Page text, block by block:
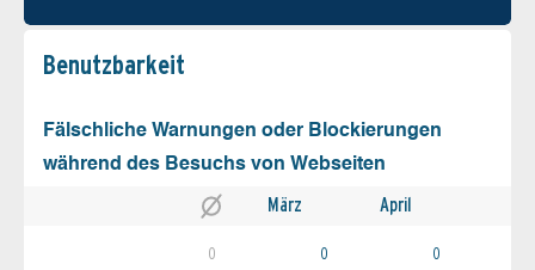
Benutz­barkeit
Fälschliche Warnungen oder Blockierungen
während des Besuchs von Webseiten
März April
0 0 0